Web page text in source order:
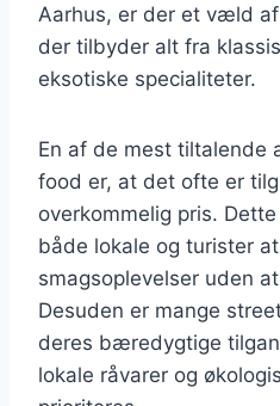
Aarhus, er der et væld
der tilbyder alt fra
eksotiske specialiteter.
En af de mest tiltalende
food er, at det ofte er
overkommelig pris.
både lokale og turister
smagsoplevelser uden
Desuden er mange
deres bæredygtige
lokale råvarer og